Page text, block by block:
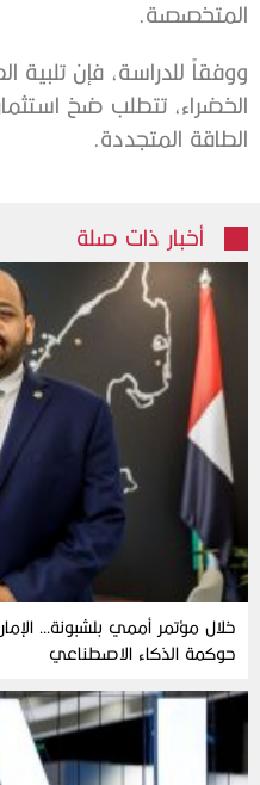
المتخصصة.
ووفقاً للدراسة، فإن تلبية
الخضراء، تتطلب ضخ
الطاقة المتجددة.
أخبار ذات صلة
خلال مؤتمر أممي بلشبونة…
حوكمة الذكاء الاصطناعي